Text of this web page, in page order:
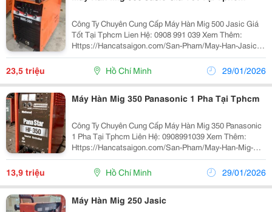
Công Ty Chuyên Cung Cấp Máy Hàn Mig 500 Jasic Giá
Tốt Tại Tphcm Lien Hệ: 0908 991 039 Xem Thêm:
Https://Hancatsaigon.com/San-Pham/May-Han-Jasic-
Mig-500/ Máy Hàn Mig 500 Jasic Có Thông Số Kỹ Thuật:
Hãng Sản Xuất Jasic Model Nbc 500 Nguồn...
23,5 triệu Hồ Chí Minh 29/01/2026
Máy Hàn Mig 350 Panasonic 1 Pha Tại Tphcm
Công Ty Chuyên Cung Cấp Máy Hàn Mig 350 Panasonic
1 Pha Tại Tphcm Liên Hệ: 0908991039 Xem Thêm:
Https://Hancatsaigon.com/San-Pham/May-Han-Mig-
Co2-Panasonic-350-1-Pha/ Máy Hàn Mig 350 Panasonic
1 Pha Có Thông Số Kỹ Thuật: Hãng Sản Xuất...
13,9 triệu Hồ Chí Minh 29/01/2026
Máy Hàn Mig 250 Jasic